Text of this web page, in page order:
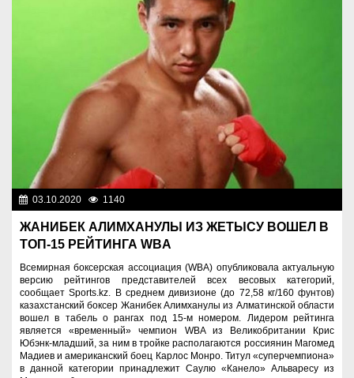
03.10.2020 1140
ЖАНИБЕК АЛИМХАНУЛЫ ИЗ ЖЕТЫСУ ВОШЕЛ В
ТОП-15 РЕЙТИНГА WBA
Всемирная боксерская ассоциация (WBA) опубликовала актуальную
версию рейтингов представителей всех весовых категорий,
сообщает Sports.kz. В среднем дивизионе (до 72,58 кг/160 фунтов)
казахстанский боксер Жанибек Алимханулы из Алматинской области
вошел в табель о рангах под 15-м номером. Лидером рейтинга
является «временный» чемпион WBA из Великобритании Крис
Юбэнк-младший, за ним в тройке располагаются россиянин Магомед
Мадиев и американский боец Карлос Монро. Титул «суперчемпиона»
в данной категории принадлежит Саулю «Канело» Альваресу из